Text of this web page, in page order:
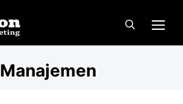
Manajemen